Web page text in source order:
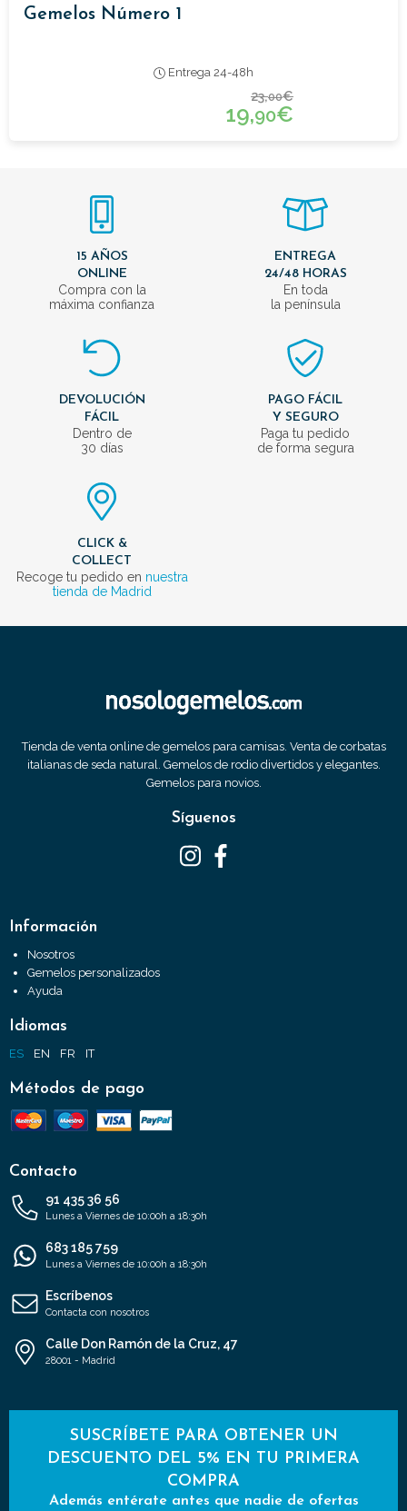
Gemelos Número 1
Entrega 24-48h
23,00€
19,90€
15 AÑOS
ONLINE
Compra con la
máxima confianza
ENTREGA
24/48 HORAS
En toda
la península
DEVOLUCIÓN
FÁCIL
Dentro de
30 días
PAGO FÁCIL
Y SEGURO
Paga tu pedido
de forma segura
CLICK &
COLLECT
Recoge tu pedido en nuestra
tienda de Madrid
Tienda de venta online de gemelos para camisas. Venta de corbatas
italianas de seda natural. Gemelos de rodio divertidos y elegantes.
Gemelos para novios.
Síguenos
Información
Nosotros
Gemelos personalizados
Ayuda
Idiomas
ES EN FR IT
Métodos de pago
Contacto
91 435 36 56
Lunes a Viernes de 10:00h a 18:30h
683 185 759
Lunes a Viernes de 10:00h a 18:30h
Escríbenos
Contacta con nosotros
Calle Don Ramón de la Cruz, 47
28001 - Madrid
SUSCRÍBETE PARA OBTENER UN
DESCUENTO DEL 5% EN TU PRIMERA
COMPRA
Además entérate antes que nadie de ofertas